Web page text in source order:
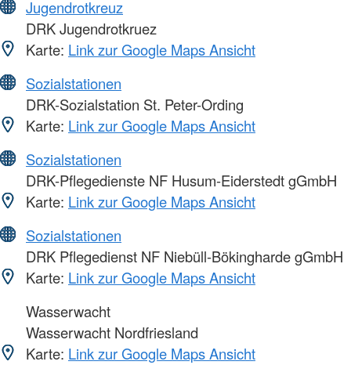
Jugendrotkreuz
DRK Jugendrotkruez
Karte: Link zur Google Maps Ansicht
Sozialstationen
DRK-Sozialstation St. Peter-Ording
Karte: Link zur Google Maps Ansicht
Sozialstationen
DRK-Pflegedienste NF Husum-Eiderstedt gGmbH
Karte: Link zur Google Maps Ansicht
Sozialstationen
DRK Pflegedienst NF Niebüll-Bökingharde gGmbH
Karte: Link zur Google Maps Ansicht
Wasserwacht
Wasserwacht Nordfriesland
Karte: Link zur Google Maps Ansicht